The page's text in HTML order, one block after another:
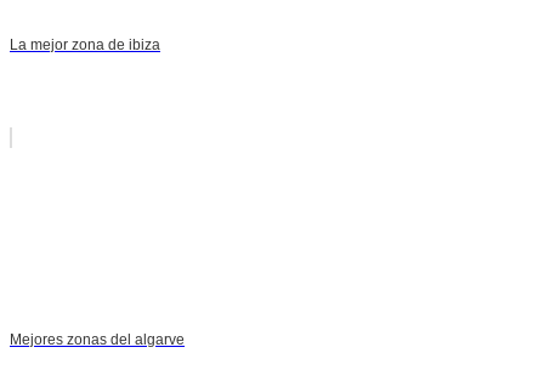
La mejor zona de ibiza
Mejores zonas del algarve